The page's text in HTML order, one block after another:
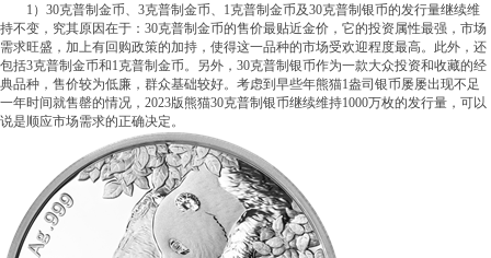
1）30克普制金币、3克普制金币、1克普制金币及30克普制银币的发行量继续维
持不变，究其原因在于：30克普制金币的售价最贴近金价，它的投资属性最强，市场
需求旺盛，加上有回购政策的加持，使得这一品种的市场受欢迎程度最高。此外，还
包括3克普制金币和1克普制金币。另外，30克普制银币作为一款大众投资和收藏的经
典品种，售价较为低廉，群众基础较好。考虑到早些年熊猫1盎司银币屡屡出现不足
一年时间就售罄的情况，2023版熊猫30克普制银币继续维持1000万枚的发行量，可以
说是顺应市场需求的正确决定。